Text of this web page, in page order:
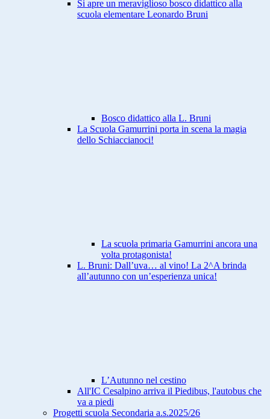
Si apre un meraviglioso bosco didattico alla
scuola elementare Leonardo Bruni
Bosco didattico alla L. Bruni
La Scuola Gamurrini porta in scena la magia
dello Schiaccianoci!
La scuola primaria Gamurrini ancora una
volta protagonista!
L. Bruni: Dall’uva… al vino! La 2^A brinda
all’autunno con un’esperienza unica!
L’Autunno nel cestino
All'IC Cesalpino arriva il Piedibus, l'autobus che
va a piedi
Progetti scuola Secondaria a.s.2025/26